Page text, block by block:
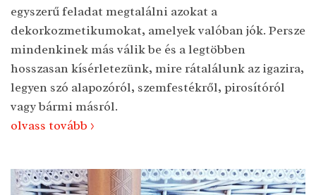
egyszerű feladat megtalálni azokat a
dekorkozmetikumokat, amelyek valóban jók. Persze
mindenkinek más válik be és a legtöbben
hosszasan kísérletezünk, mire rátalálunk az igazira,
legyen szó alapozóról, szemfestékről, pirosítóról
vagy bármi másról.
olvass tovább >